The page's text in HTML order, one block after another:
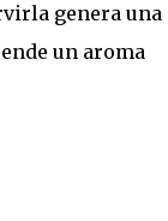
genera una
un aroma